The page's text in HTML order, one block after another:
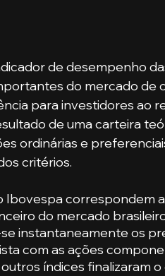
de desempenho
do mercado de
para investidores ao
de uma carteira
ordinárias e
critérios.
Ibovespa correspondem
do mercado
instantaneamente os
com as ações
índices finalizaram